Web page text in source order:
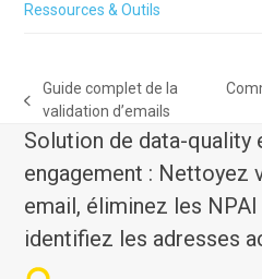
Ressources & Outils
previous
post:
Guide complet de la
validation d’emails
post:
Solution de data-quality
engagement : Nettoyez
email, éliminez les
identifiez les adresses